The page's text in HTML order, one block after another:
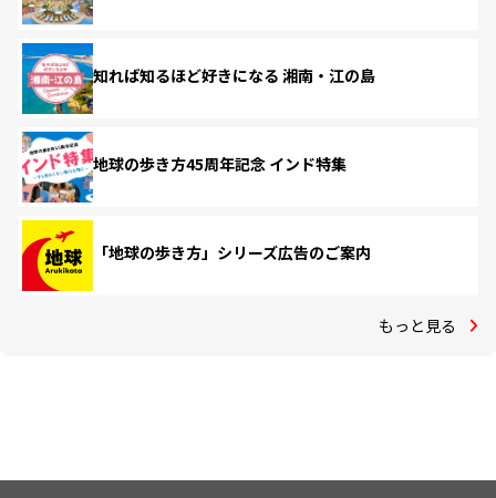
知れば知るほど好きになる 湘南・江の島
地球の歩き方45周年記念 インド特集
「地球の歩き方」シリーズ広告のご案内
もっと見る